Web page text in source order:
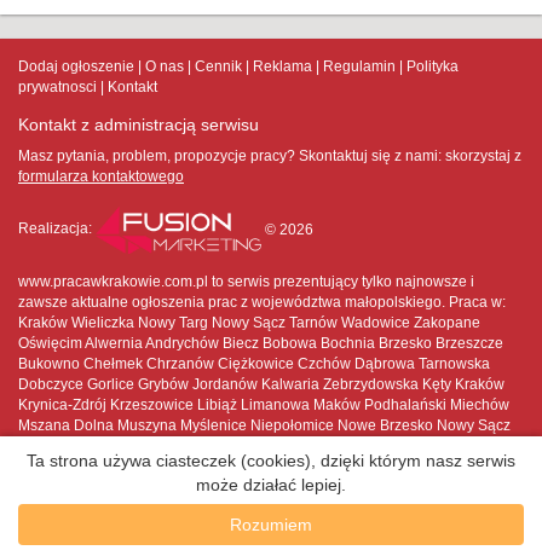
Dodaj ogłoszenie O nas Cennik Reklama Regulamin
Polityka
prywatnosci
Kontakt
Kontakt z administracją serwisu
Masz pytania, problem, propozycje pracy? Skontaktuj się z nami: skorzystaj z
formularza kontaktowego
Realizacja: © 2026
www.pracawkrakowie.com.pl to serwis prezentujący tylko najnowsze i
zawsze aktualne ogłoszenia prac z województwa małopolskiego. Praca w:
Kraków Wieliczka Nowy Targ Nowy Sącz Tarnów Wadowice Zakopane
Oświęcim Alwernia Andrychów Biecz Bobowa Bochnia Brzesko Brzeszcze
Bukowno Chełmek Chrzanów Ciężkowice Czchów Dąbrowa Tarnowska
Dobczyce Gorlice Grybów Jordanów Kalwaria Zebrzydowska Kęty Kraków
Krynica-Zdrój Krzeszowice Libiąż Limanowa Maków Podhalański Miechów
Mszana Dolna Muszyna Myślenice Niepołomice Nowe Brzesko Nowy Sącz
Rabka-Zdrój Radłów Ryglice Skała Skawina Słomniki Stary Sącz Sucha
Beskidzka Sułkowice Szczawnica Szczucin Świątniki Górne Tarnów
Trzebinia Tuchów Wadowice Wieliczka Wojnicz Wolbrom Zakliczyn
Ta strona używa ciasteczek (cookies), dzięki którym nasz serwis
może działać lepiej.
Rozumiem